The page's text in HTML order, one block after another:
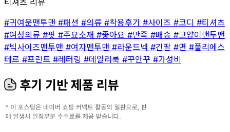
#귀여운맨투맨 #패션 #의류 #착용후기 #사이즈 #코디 #티셔츠
#여성의류 #핏 #주요소재 #좋아요 #만족 #배송 #고양이맨투맨
#빅사이즈맨투맨 #여자맨투맨 #라운드넥 #긴팔 #면 #폴리에스
테르 #프린트 #레터링 #데일리룩 #꾸안꾸 #가성비
후기 기반 제품 리뷰